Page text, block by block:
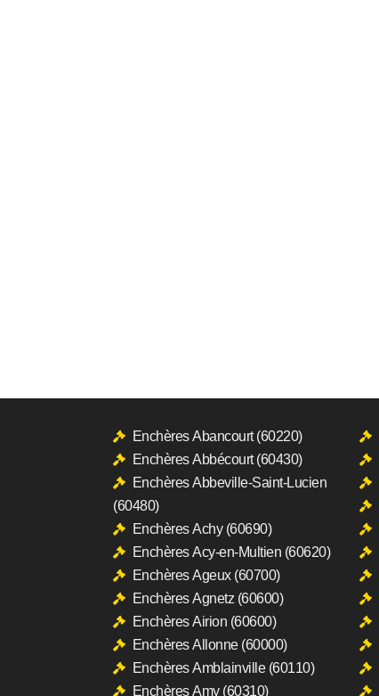
Enchères Abancourt (60220)
Enchères Abbécourt (60430)
Enchères Abbeville-Saint-Lucien
(60480)
Enchères Achy (60690)
Enchères Acy-en-Multien (60620)
Enchères Ageux (60700)
Enchères Agnetz (60600)
Enchères Airion (60600)
Enchères Allonne (60000)
Enchères Amblainville (60110)
Enchères Amy (60310)